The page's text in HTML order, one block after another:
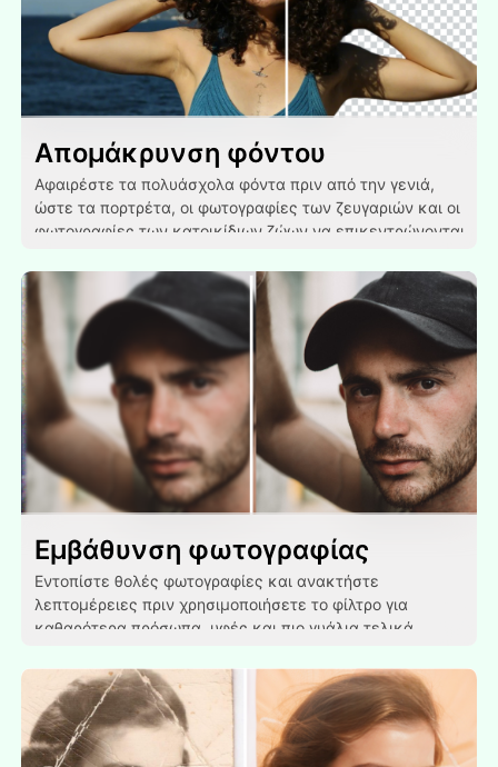
Απομάκρυνση φόντου
Αφαιρέστε τα πολυάσχολα φόντα πριν από την γενιά,
ώστε τα πορτρέτα, οι φωτογραφίες των ζευγαριών και οι
φωτογραφίες των κατοικίδιων ζώων να επικεντρώνονται
Εμβάθυνση φωτογραφίας
Εντοπίστε θολές φωτογραφίες και ανακτήστε
λεπτομέρειες πριν χρησιμοποιήσετε το φίλτρο για
καθαρότερα πρόσωπα, υφές και πιο γυάλια τελικά